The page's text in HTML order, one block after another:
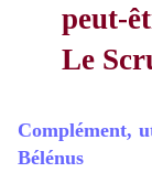
peut-
Le
Complément,
Bélénus